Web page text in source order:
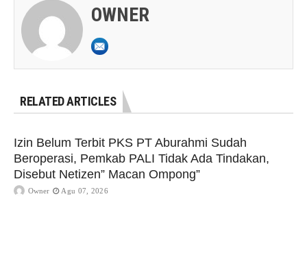
OWNER
RELATED ARTICLES
Izin Belum Terbit PKS PT Aburahmi Sudah
Beroperasi, Pemkab PALI Tidak Ada Tindakan,
Disebut Netizen” Macan Ompong”
Owner Agu 07, 2026